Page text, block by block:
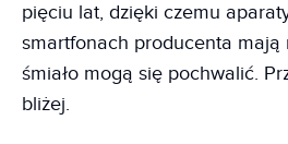
pięciu lat, dzięki czemu
smartfonach producenta mają
śmiało mogą się pochwalić.
bliżej.